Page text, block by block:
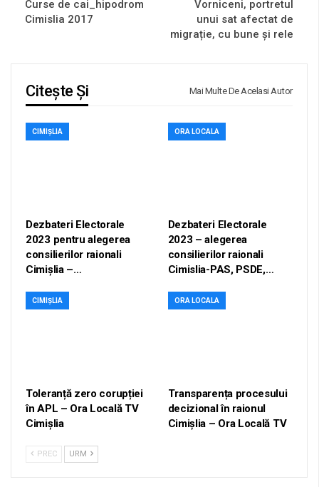
Curse de cai_hipodrom
Cimislia 2017
Vorniceni, portretul
unui sat afectat de
migrație, cu bune și rele
Citește Și Mai Multe De Acelasi Autor
CIMIȘLIA
Dezbateri Electorale
2023 pentru alegerea
consilierilor raionali
Cimișlia –…
ORA LOCALA
Dezbateri Electorale
2023 – alegerea
consilierilor raionali
Cimislia-PAS, PSDE,…
CIMIȘLIA
Toleranță zero corupției
în APL – Ora Locală TV
Cimișlia
ORA LOCALA
Transparența procesului
decizional în raionul
Cimișlia – Ora Locală TV
PREC URM